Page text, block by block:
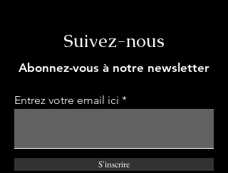
Suivez-nous
Abonnez-vous à notre newsletter
Entrez votre email ici
S'inscrire